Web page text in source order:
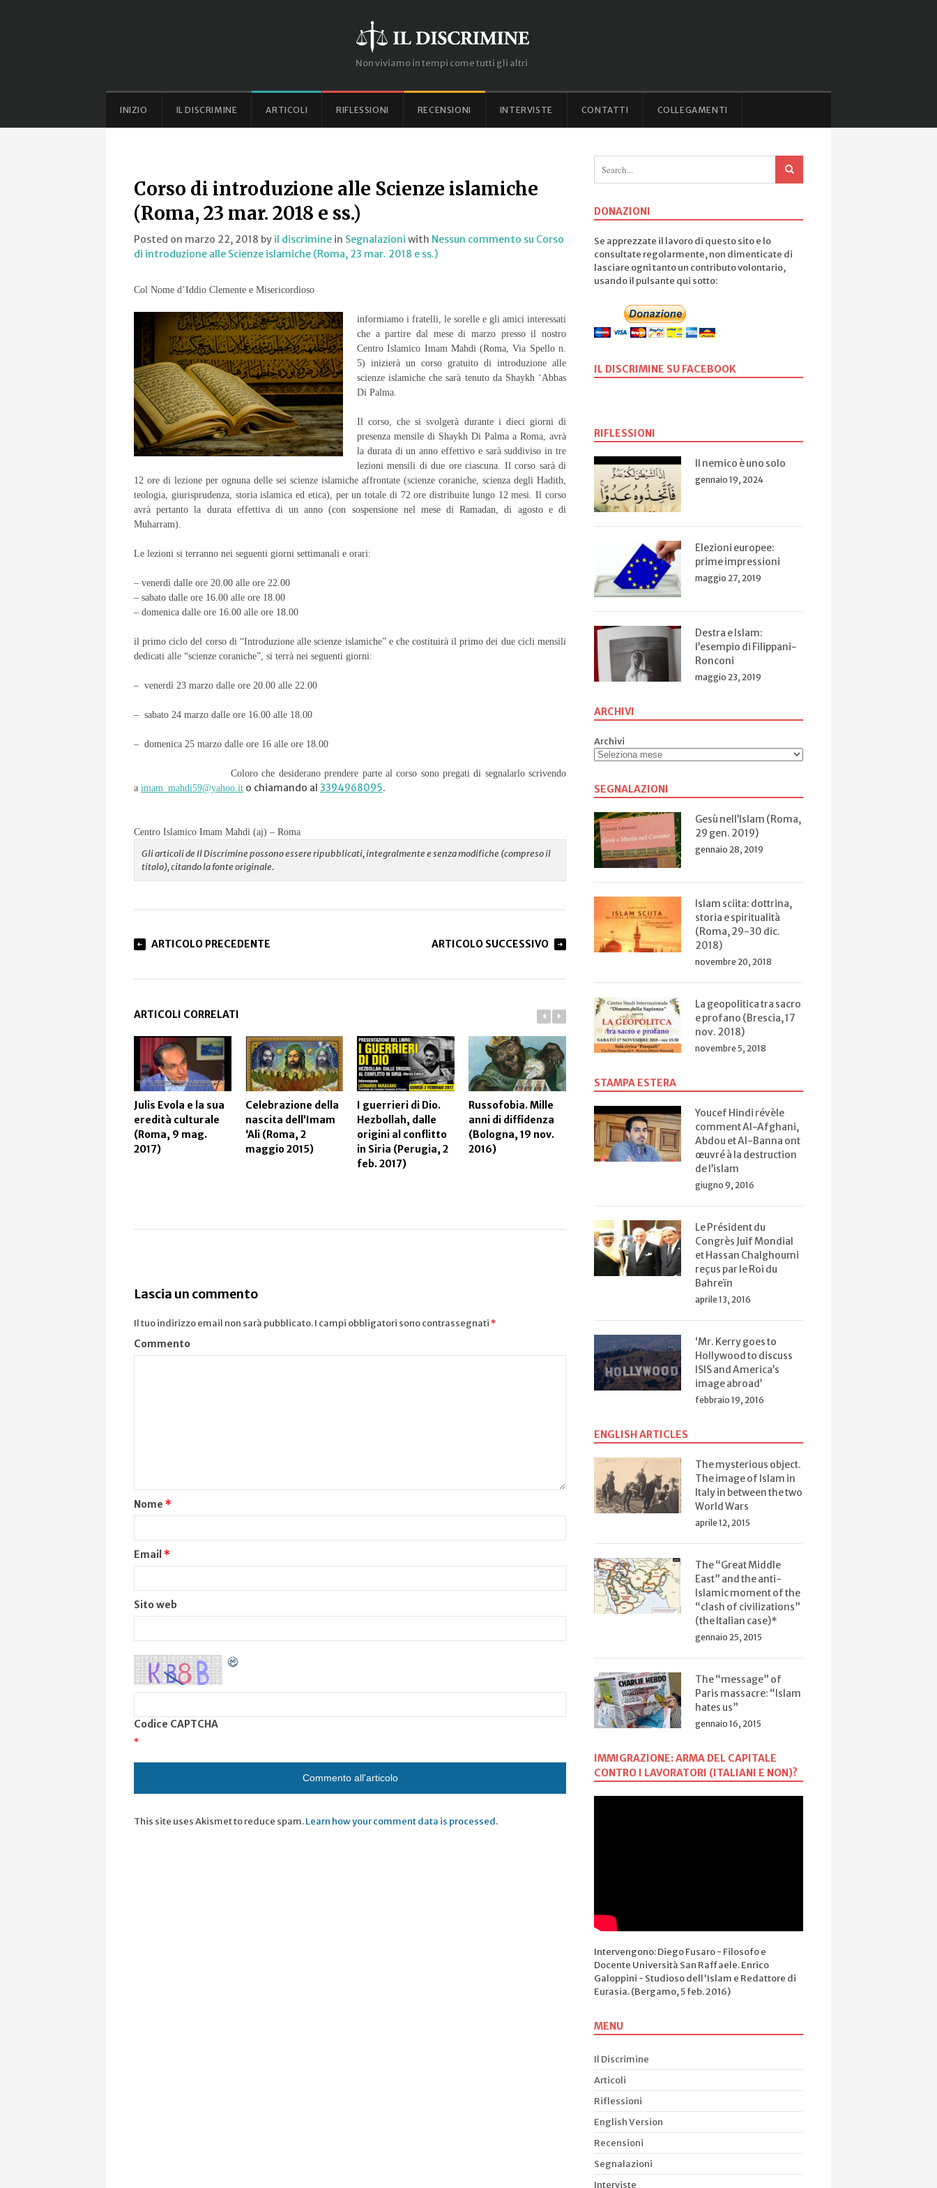
Non viviamo in tempi come tutti gli altri
INIZIO IL DISCRIMINE ARTICOLI RIFLESSIONI RECENSIONI INTERVISTE CONTATTI COLLEGAMENTI
Corso di introduzione alle Scienze islamiche
(Roma, 23 mar. 2018 e ss.)
Posted on marzo 22, 2018 by il discrimine in Segnalazioni with Nessun commento su Corso
di introduzione alle Scienze islamiche (Roma, 23 mar. 2018 e ss.)
Col Nome d’Iddio Clemente e Misericordioso
informiamo i fratelli, le sorelle e gli amici interessati
che a partire dal mese di marzo presso il nostro
Centro Islamico Imam Mahdi (Roma, Via Spello n.
5) inizierà un corso gratuito di introduzione alle
scienze islamicheche sarà tenuto daShaykh ‘Abbas
Di Palma.
Il corso, che si svolgerà durante i dieci giorni di
presenza mensile di Shaykh Di Palma a Roma, avrà
la durata di un anno effettivo e sarà suddiviso in tre
lezioni mensili di due ore ciascuna. Il corso sarà di
12 ore di lezione per ognuna delle sei scienze islamiche affrontate (scienze coraniche, scienza degli Hadith,
teologia, giurisprudenza, storia islamica ed etica), per un totale di 72 ore distribuite lungo 12 mesi. Il corso
avrà pertanto la durata effettiva di un anno (con sospensione nel mese di Ramadan, di agosto e di
Muharram).
Le lezioni si terranno nei seguenti giorni settimanali e orari:
– venerdì dalle ore 20.00 alle ore 22.00
– sabato dalle ore 16.00 alle ore 18.00
– domenica dalle ore 16.00 alle ore 18.00
il primo ciclo del corso di “Introduzione alle scienze islamiche” e che costituirà il primo dei due cicli mensili
dedicati alle “scienze coraniche”, si terrà nei seguenti giorni:
– venerdì 23 marzo dalle ore 20.00 alle 22.00
– sabato 24 marzo dalle ore 16.00 alle 18.00
– domenica 25 marzo dalle ore 16 alle ore 18.00
Coloro che desiderano prendere parte al corso sono pregati di segnalarlo scrivendo
a imam_mahdi59@yahoo.it o chiamando al 3394968095.
Centro Islamico Imam Mahdi (aj) – Roma
Gli articoli de Il Discrimine possono essere ripubblicati, integralmente e senza modifiche (compreso il
titolo), citando la fonte originale.
ARTICOLO PRECEDENTE ARTICOLO SUCCESSIVO
ARTICOLI CORRELATI
Julis Evola e la sua
eredità culturale
(Roma, 9 mag.
2017)
Celebrazione della
nascita dell’Imam
‘Ali (Roma, 2
maggio 2015)
I guerrieri di Dio.
Hezbollah, dalle
origini al conflitto
in Siria (Perugia, 2
feb. 2017)
Russofobia. Mille
anni di diffidenza
(Bologna, 19 nov.
2016)
E vai con
l’aerosol…
On Permissibility
of Following “al-
Shia al-
Imamiyyah” (al-
Azhar, 1959)
Lascia un commento
Il tuo indirizzo email non sarà pubblicato.I campi obbligatori sono contrassegnati*
Commento
Nome *
Email *
Sito web
Codice CAPTCHA
*
This site uses Akismet to reduce spam.Learn how your comment data is processed.
DONAZIONI
Se apprezzate il lavoro di questo sito e lo
consultate regolarmente, non dimenticate di
lasciare ogni tanto un contributo volontario,
usando il pulsante qui sotto:
IL DISCRIMINE SU FACEBOOK
RIFLESSIONI
Il nemico è uno solo
gennaio 19, 2024
Elezioni europee:
prime impressioni
maggio 27, 2019
Destra e Islam:
l’esempio di Filippani-
Ronconi
maggio 23, 2019
ARCHIVI
Archivi
SEGNALAZIONI
Gesù nell’Islam (Roma,
29 gen. 2019)
gennaio 28, 2019
Islam sciita: dottrina,
storia e spiritualità
(Roma, 29-30 dic.
2018)
novembre 20, 2018
La geopolitica tra sacro
e profano (Brescia, 17
nov. 2018)
novembre 5, 2018
STAMPA ESTERA
Youcef Hindi révèle
comment Al-Afghani,
Abdou et Al-Banna ont
œuvré à la destruction
de l’islam
giugno 9, 2016
Le Président du
Congrès Juif Mondial
et Hassan Chalghoumi
reçus par le Roi du
Bahreïn
aprile 13, 2016
‘Mr. Kerry goes to
Hollywood to discuss
ISIS and America’s
image abroad’
febbraio 19, 2016
ENGLISH ARTICLES
The mysterious object.
The image of Islam in
Italy in between the two
World Wars
aprile 12, 2015
The “Great Middle
East” and the anti-
Islamic moment of the
“clash of civilizations”
(the Italian case)*
gennaio 25, 2015
The “message” of
Paris massacre: “Islam
hates us”
gennaio 16, 2015
IMMIGRAZIONE: ARMA DEL CAPITALE
CONTRO I LAVORATORI (ITALIANI E NON)?
Intervengono: Diego Fusaro - Filosofo e
Docente Università San Raffaele. Enrico
Galoppini - Studioso dell'Islam e Redattore di
Eurasia. (Bergamo, 5 feb. 2016)
MENU
Il Discrimine
Articoli
Riflessioni
English Version
Recensioni
Segnalazioni
Interviste